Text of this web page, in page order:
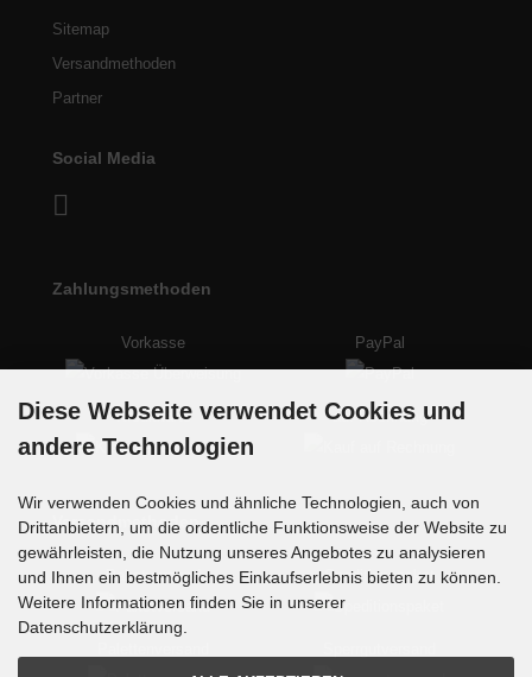
Sitemap
Versandmethoden
Partner
Social Media
Zahlungsmethoden
Vorkasse PayPal
Kreditkarte auf Rechnung
Versandmethoden
Paketversand Speditionspaket
Diese Webseite verwendet Cookies und
andere Technologien
Wir verwenden Cookies und ähnliche Technologien, auch von
Drittanbietern, um die ordentliche Funktionsweise der Website zu
gewährleisten, die Nutzung unseres Angebotes zu analysieren
und Ihnen ein bestmögliches Einkaufserlebnis bieten zu können.
Weitere Informationen finden Sie in unserer
Datenschutzerklärung.